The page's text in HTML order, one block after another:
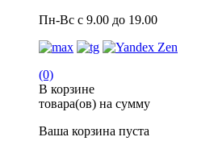
Пн-Вс с 9.00 до 19.00
(0)
В корзине
товара(ов) на сумму
Ваша корзина пуста